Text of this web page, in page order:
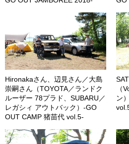
Hironakaさん、辺見さん／大島
崇嗣さん（TOYOTA／ランドク
ルーザー 78プラド、SUBARU／
レガシィ アウトバック）-GO
OUT CAMP 猪苗代 vol.5-
（
ン